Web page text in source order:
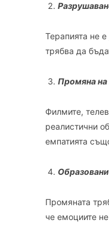
Терапията не
трябва да
Промяна на
Филмите,
реалистични
емпатията
Промяната
че емоциите